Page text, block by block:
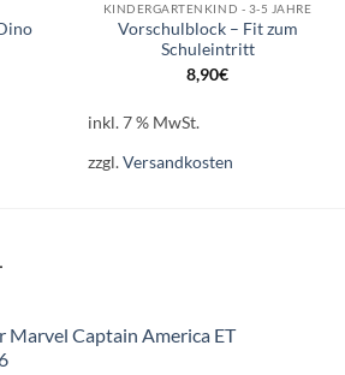
KINDERGARTENKIND - 3-5 JAHRE
Vorschulblock – Fit zum
Schuleintritt
8,90€
inkl. 7 % MwSt.
zzgl.Versandkosten
Marvel Captain America ET